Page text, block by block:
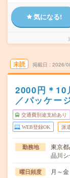
気になる!
未読 掲載日 2026/
2000円＊10
／パッケー
交通費別途支給あり
WEB登録OK 派
勤務地
東京
品川
曜日頻度 月～